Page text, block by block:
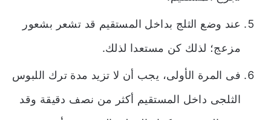
عند وضع الثلج بداخل المستقيم قد تشعر بشعور
مزعج؛ لذلك كن مستعدا لذلك.
فى المرة الأولى، يجب أن لا تزيد مدة ترك اللبوس
الثلجى داخل المستقيم أكثر من نصف دقيقة وقد